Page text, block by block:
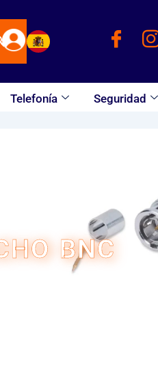
Telefonía Seguridad
BNC